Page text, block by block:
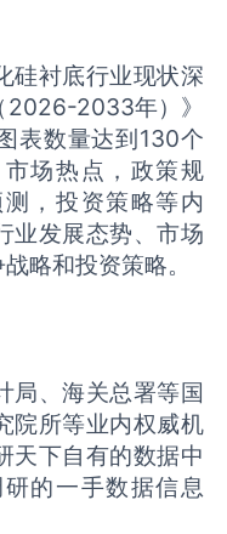
硅衬底行业现状深
2026-2033年）》
表数量达到130个
场热点，政策规
，投资策略等内
业发展态势、市场
略和投资策略。
局、海关总署等国
院所等业内权威机
天下自有的数据中
的一手数据信息